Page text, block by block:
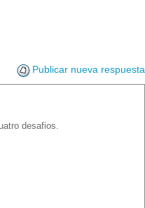
Publicar nueva respuesta
desafios.